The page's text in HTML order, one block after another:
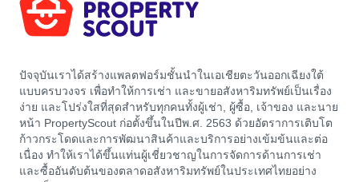
ปัจจุบันเราได้สร้างแพลตฟอร์มชั้นนำในเอเชียตะวันออกเฉียงใต้
แบบครบวงจร เพื่อทำให้การเช่า และขายอสังหาริมทรัพย์เป็นเรื่อง
ง่าย และโปร่งใสที่สุดสำหรับทุกคนทั้งผู้เช่า, ผู้ซื้อ, เจ้าของ และนาย
หน้า PropertyScout ก่อตั้งขึ้นในปีพ.ศ. 2563 ด้วยอัตราการเติบโต
ก้าวกระโดดและการพัฒนาสินค้าและบริการอย่างเข้มข้นและต่อ
เนื่อง ทำให้เราได้ขึ้นแท่นผู้เชี่ยวชาญในการจัดการด้านการเช่า
และซื้ออันดับต้นของตลาดอสังหาริมทรัพย์ในประเทศไทยอย่าง